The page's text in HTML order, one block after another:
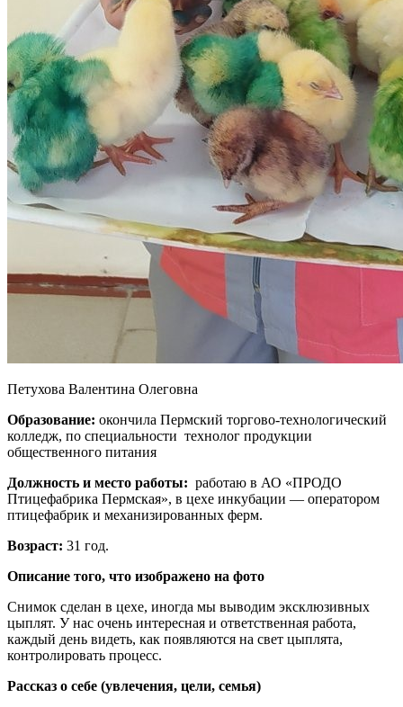
Петухова Валентина Олеговна
Образование: окончила Пермский торгово-технологический
колледж, по специальности технолог продукции
общественного питания
Должность и место работы: работаю в АО «ПРОДО
Птицефабрика Пермская», в цехе инкубации — оператором
птицефабрик и механизированных ферм.
Возраст: 31 год.
Описание того, что изображено на фото
Снимок сделан в цехе, иногда мы выводим эксклюзивных
цыплят. У нас очень интересная и ответственная работа,
каждый день видеть, как появляются на свет цыплята,
контролировать процесс.
Рассказ о себе (увлечения, цели, семья)